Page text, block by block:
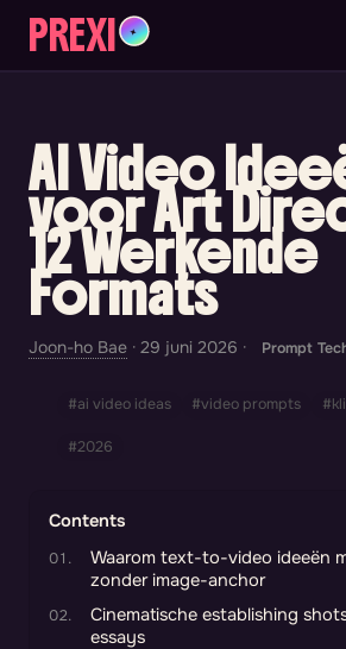
AI Video
voor Art
12 Werkende
Formats
Joon-ho Bae · 29 juni 2026 · Prompt
#ai video ideas #video prompts
#2026
Contents
Waarom text-to-video ideeën
zonder image-anchor
Cinematische establishing
essays
PREXI ✦